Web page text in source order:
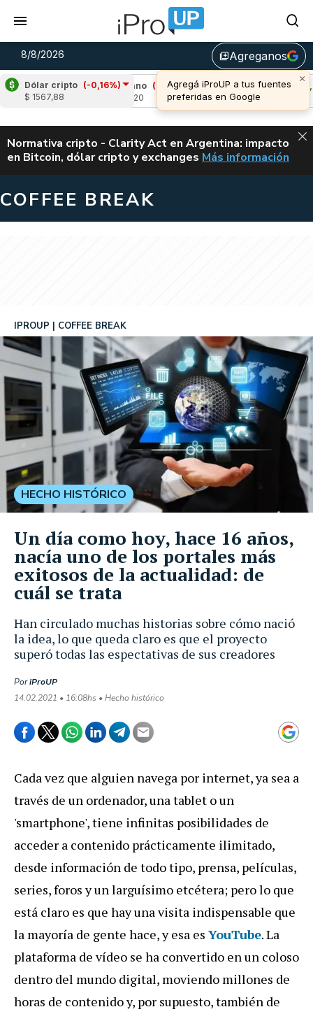
8/8/2026 library_addAgreganos
Dólar cripto (-0,16%)
$ 1567,88
Cardano (-1,47%)
Avalanche (2,06%)
u$s 6,55
ALERTA
Normativa cripto - Clarity Act en Argentina: impacto
en Bitcoin, dólar cripto y exchanges CLARITY ACT EN
Más información
COFFEE BREAK
Han circulado muchas historias sobre cómo nació
la idea, lo que queda claro es que el proyecto
superó todas las espectativas de sus creadores
IPROUP COFFEE BREAK
PoriProUP
14.02.2021 • 16:08hs • Hecho histórico
HECHO HISTÓRICO
Un día como hoy, hace 16 años,
nacía uno de los portales más
exitosos de la actualidad: de
cuál se trata
Cada vez que alguien navega por internet, ya sea a
través de un ordenador, una tablet o un
'smartphone', tiene infinitas posibilidades de
acceder a contenido prácticamente ilimitado,
desde información de todo tipo, prensa, películas,
series, foros y un larguísimo etcétera; pero lo que
está claro es que hay una visita indispensable que
la mayoría de gente hace, y esa es YouTube. La
plataforma de vídeo se ha convertido en un coloso
dentro del mundo digital, moviendo millones de
horas de contenido y, por supuesto, también de